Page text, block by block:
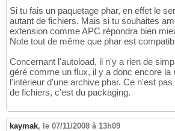
Si tu fais un paquetage phar, en effet le
autant de fichiers. Mais si tu souhaites
extension comme APC répondra bien
Note tout de même que phar est
Concernant l'autoload, il n'y a rien de
géré comme un flux, il y a donc encore la
l'intérieur d'une archive phar. Ce n'est
de fichiers, c'est du packaging.
kaymak, le 07/11/2008 à 13h09